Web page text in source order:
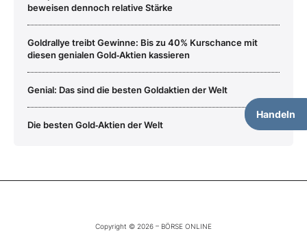
Handeln
beweisen dennoch relative Stärke
Goldrallye treibt Gewinne: Bis zu 40% Kurschance mit
diesen genialen Gold‑Aktien kassieren
Genial: Das sind die besten Goldaktien der Welt
Die besten Gold‑Aktien der Welt
Copyright © 2026 – BÖRSE ONLINE